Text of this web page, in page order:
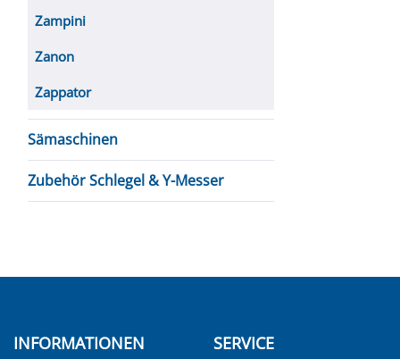
Zampini
Zanon
Zappator
Sämaschinen
Zubehör Schlegel & Y-Messer
INFORMATIONEN SERVICE